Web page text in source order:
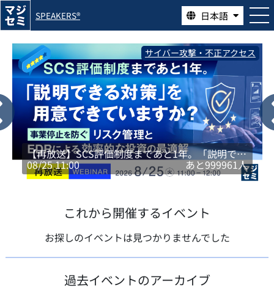
SPEAKERS® 日本語
【再放送】SCS評価制度まであと1年。「説明でき
る対策」を用意できていますか？ 〜事業停止を防
ぐリスク管理と、EDRによる効率的な投資の最適
08/25 11:00 あと999961人
サイバー攻撃・不正アクセス
これから開催するイベント
お探しのイベントは見つかりませんでした
過去イベントのアーカイブ